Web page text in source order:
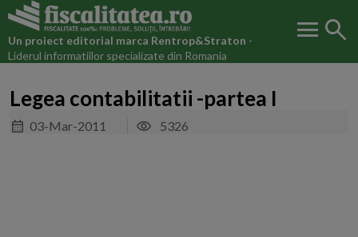
Un proiect editorial marca Rentrop&Straton -
Liderul informatiilor specializate din Romania
menu search
Legea contabilitatii -partea I
03-Mar-2011 5326